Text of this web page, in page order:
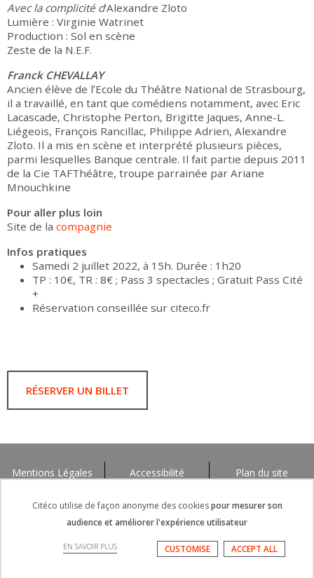
Avec la complicité d’Alexandre Zloto
Lumière : Virginie Watrinet
Production : Sol en scène
Zeste de la N.E.F.
Franck CHEVALLAY
Ancien élève de lʼEcole du Théâtre National de Strasbourg,
il a travaillé, en tant que comédiens notamment, avec Eric
Lacascade, Christophe Perton, Brigitte Jaques, Anne-L.
Liégeois, François Rancillac, Philippe Adrien, Alexandre
Zloto. Il a mis en scène et interprété plusieurs pièces,
parmi lesquelles Banque centrale. Il fait partie depuis 2011
de la Cie TAFThéâtre, troupe parrainée par Ariane
Mnouchkine
Pour aller plus loin
Site de la compagnie
Infos pratiques
Samedi 2 juillet 2022, à 15h. Durée : 1h20
TP : 10€, TR : 8€ ; Pass 3 spectacles ; Gratuit Pass Cité
+
Réservation conseillée sur citeco.fr
RÉSERVER UN BILLET
Mentions Légales Accessibilité Plan du site
Citéco utilise de façon anonyme des cookiespour mesurer son
audience et améliorer l'expérience utilisateur
EN SAVOIR PLUS ACCEPT ALL
CUSTOMISE